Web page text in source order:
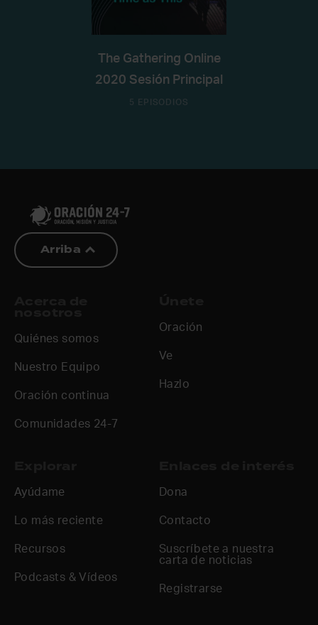
The Gathering Online
2020 Sesión Principal
5 EPISODIOS
Arriba
Quiénes somos
Nuestro Equipo
Oración continua
Comunidades 24-7
Oración
Ve
Hazlo
Ayúdame
Lo más reciente
Recursos
Podcasts & Vídeos
Dona
Contacto
Suscríbete a nuestra
carta de noticias
Registrarse